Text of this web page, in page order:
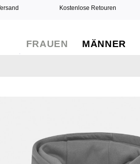
Kostenlose Retouren
FRAUEN MÄNNER